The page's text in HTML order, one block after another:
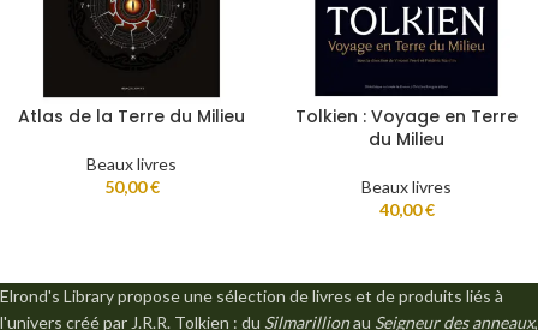
Atlas de la Terre du Milieu
Beaux livres
50,00€
Tolkien : Voyage en Terre
du Milieu
Beaux livres
40,00€
Elrond's Library propose une sélection de livres et de produits liés à
l'univers créé par J.R.R. Tolkien : du Silmarillionau Seigneur des anneaux,